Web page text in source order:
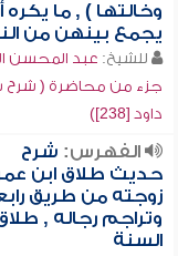
وخالتها ) , ما يكره
يجمع بينهن من
للشيخ: عبد المحسن
جزء من محاضرة ( شرح
داود [238])
الفهرس: شرح
حديث طلاق ابن
زوجته من طريق
وتراجم رجاله ,
السنة